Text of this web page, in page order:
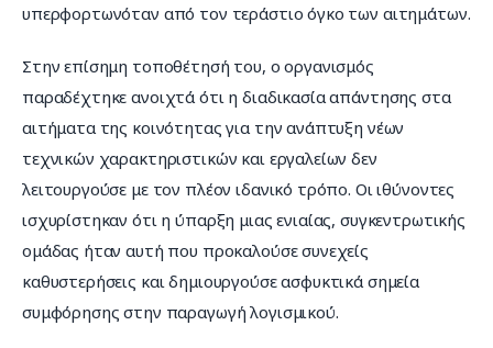
υπερφορτωνόταν από τον τεράστιο όγκο των αιτημάτων.
Στην επίσημη τοποθέτησή του, ο οργανισμός
παραδέχτηκε ανοιχτά ότι η διαδικασία απάντησης στα
αιτήματα της κοινότητας για την ανάπτυξη νέων
τεχνικών χαρακτηριστικών και εργαλείων δεν
λειτουργούσε με τον πλέον ιδανικό τρόπο. Οι ιθύνοντες
ισχυρίστηκαν ότι η ύπαρξη μιας ενιαίας, συγκεντρωτικής
ομάδας ήταν αυτή που προκαλούσε συνεχείς
καθυστερήσεις και δημιουργούσε ασφυκτικά σημεία
συμφόρησης στην παραγωγή λογισμικού.